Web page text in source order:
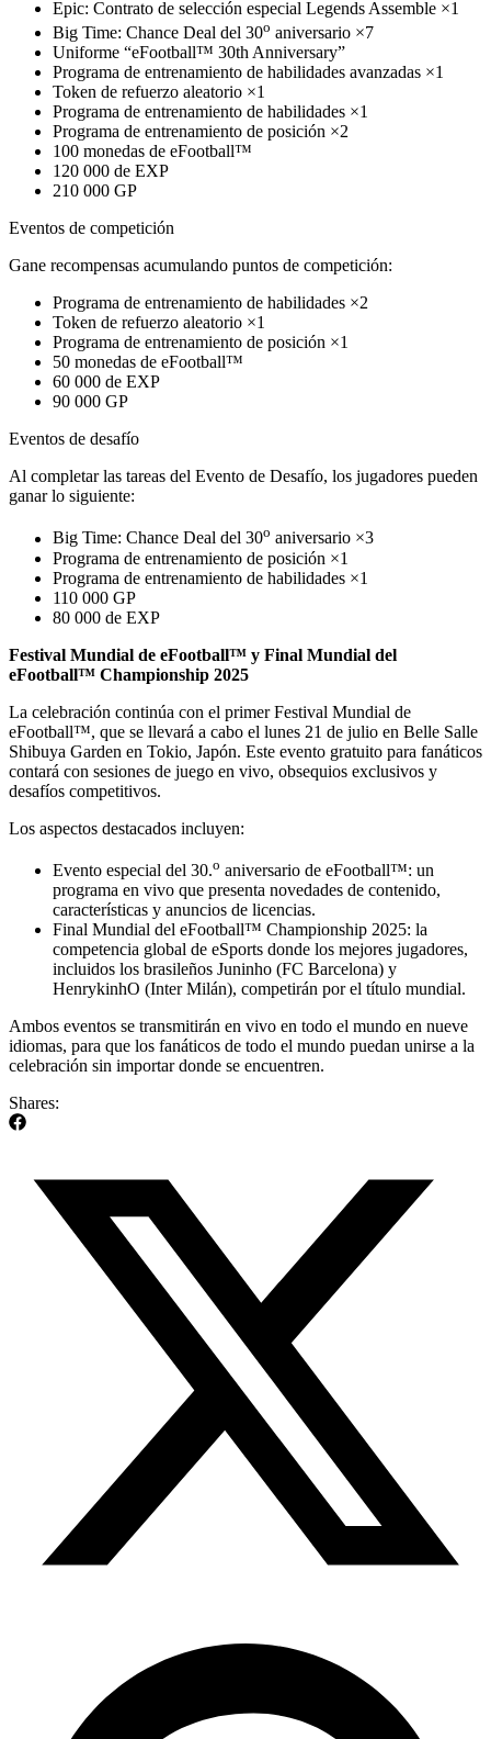
Epic: Contrato de selección especial Legends Assemble ×1
Big Time: Chance Deal del 30o aniversario ×7
Uniforme “eFootball™ 30th Anniversary”
Programa de entrenamiento de habilidades avanzadas ×1
Token de refuerzo aleatorio ×1
Programa de entrenamiento de habilidades ×1
Programa de entrenamiento de posición ×2
100 monedas de eFootball™
120 000 de EXP
210 000 GP
Eventos de competición
Gane recompensas acumulando puntos de competición:
Programa de entrenamiento de habilidades ×2
Token de refuerzo aleatorio ×1
Programa de entrenamiento de posición ×1
50 monedas de eFootball™
60 000 de EXP
90 000 GP
Eventos de desafío
Al completar las tareas del Evento de Desafío, los jugadores pueden
ganar lo siguiente:
Big Time: Chance Deal del 30o aniversario ×3
Programa de entrenamiento de posición ×1
Programa de entrenamiento de habilidades ×1
110 000 GP
80 000 de EXP
Festival Mundial de eFootball™ y Final Mundial del
eFootball™ Championship 2025
La celebración continúa con el primer Festival Mundial de
eFootball™, que se llevará a cabo el lunes 21 de julio en Belle Salle
Shibuya Garden en Tokio, Japón. Este evento gratuito para fanáticos
contará con sesiones de juego en vivo, obsequios exclusivos y
desafíos competitivos.
Los aspectos destacados incluyen:
Evento especial del 30.o aniversario de eFootball™: un
programa en vivo que presenta novedades de contenido,
características y anuncios de licencias.
Final Mundial del eFootball™ Championship 2025: la
competencia global de eSports donde los mejores jugadores,
incluidos los brasileños Juninho (FC Barcelona) y
HenrykinhO (Inter Milán), competirán por el título mundial.
Ambos eventos se transmitirán en vivo en todo el mundo en nueve
idiomas, para que los fanáticos de todo el mundo puedan unirse a la
celebración sin importar donde se encuentren.
Shares: